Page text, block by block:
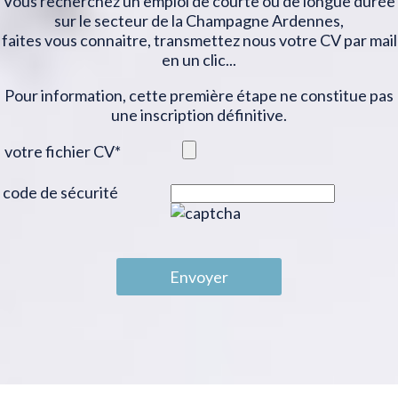
sur le secteur de la Champagne Ardennes,
faites vous connaitre, transmettez nous votre CV par mail
en un clic...
Pour information, cette première étape ne constitue pas
une inscription définitive.
votre fichier CV*
code de sécurité
Envoyer